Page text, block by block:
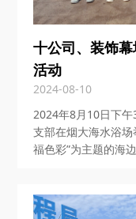
十公司、装饰
活动
2024-08-10
2024年8月10日下
支部在烟大海水浴
福色彩”为主题的海